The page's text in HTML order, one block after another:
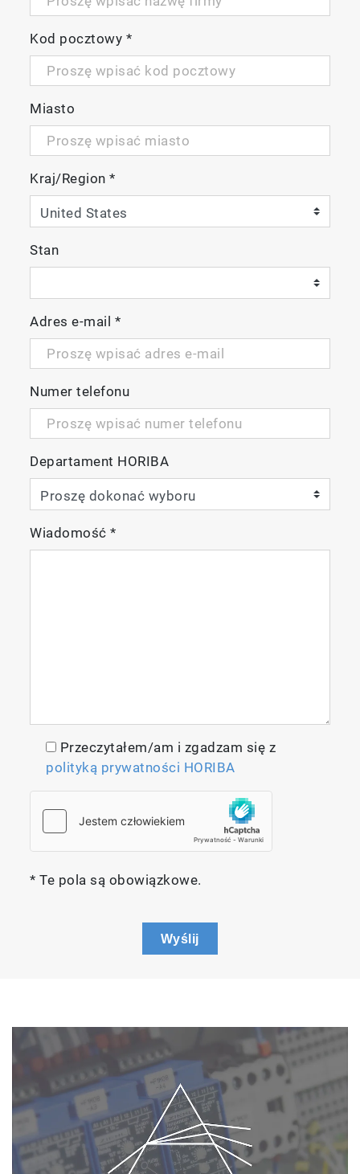
Kod pocztowy *
Miasto
Kraj/Region*
Stan
Adres e-mail *
Numer telefonu
Departament HORIBA
Wiadomość*
Przeczytałem/am i zgadzam się z
polityką prywatności HORIBA
* Te pola są obowiązkowe.
Wyślij